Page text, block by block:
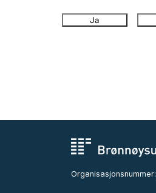
Ja
Organisasjonsnummer: